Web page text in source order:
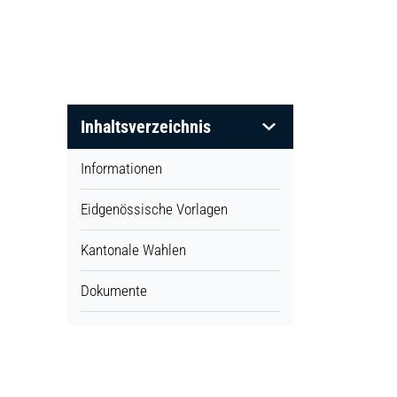
Inhaltsverzeichnis
Informationen
Eidgenössische Vorlagen
Kantonale Wahlen
Dokumente